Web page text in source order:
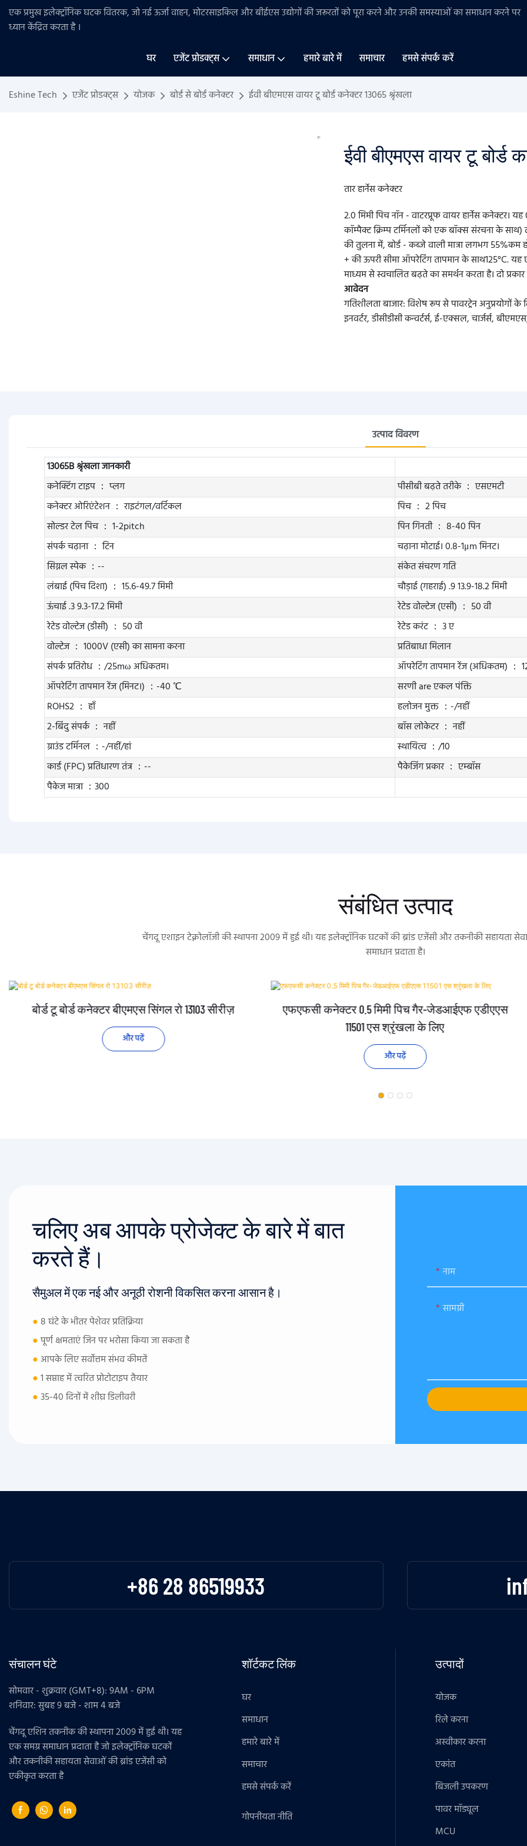
एक प्रमुख इलेक्ट्रॉनिक घटक वितरक, जो नई ऊर्जा वाहन, मोटरसाइकिल और बीईएसउद्योगों कीजरूरतों को पूरा करने और उनकी समस्याओं का समाधान करने पर
ध्यान केंद्रित करता है।
घर एजेंट प्रोडक्ट्स समाधान हमारे बारे में समाचार हमसे संपर्क करें
Eshine Tech एजेंट प्रोडक्ट्स योजक बोर्ड से बोर्ड कनेक्टर ईवी बीएमएस वायर टू बोर्ड कनेक्टर 13065 श्रृंखला
ईवी बीएमएस वायर टू
तार हार्नेस कनेक्टर
2.0 मिमी पिच नॉन - वाटरप्रूफ वायर हार्नेस कनेक्टर।
कॉम्पैक्ट क्रिम्प टर्मिनलों को एक बॉक्स संरचना के
की तुलना में, बोर्ड - कब्जे वाली मात्रा लगभग 55%कम
+ की ऊपरी सीमा ऑपरेटिंग तापमान के साथ125°C.
माध्यम से स्वचालित बढ़ते का समर्थन करता है। दो
आवेदन
गतिशीलता बाजार: विशेष रूप से पावरट्रेन अनुप्रयोगों
इनवर्टर, डीसीडीसी कन्वर्टर्स, ई-एक्सल, चार्जर्स,
उत्पाद विवरण
13065B श्रृंखला जानकारी
कनेक्टिंग टाइप ： प्लग
पीसीबी बढ़ते तरीके ： एसएमटी
कनेक्टर ओरिएंटेशन ： राइटंगल/वर्टिकल
पिच ： 2 पिच
सोल्डर टेल पिच ： 1-2pitch
पिन गिनती ： 8-40 पिन
संपर्क चढ़ाना ： टिन
चढ़ाना मोटाई। 0.8-1μm मिनट।
सिग्नल स्पेक ：--
संकेत संचरण गति
लंबाई (पिच दिशा) ： 15.6-49.7 मिमी
चौड़ाई (गहराई) .9 13.9-18.2 मिमी
ऊंचाई .3 9.3-17.2 मिमी
रेटेड वोल्टेज (एसी) ： 50 वी
रेटेड वोल्टेज (डीसी) ： 50 वी
रेटेड करंट ： 3 ए
वोल्टेज ： 1000V (एसी) का सामना करना
प्रतिबाधा मिलान
संपर्क प्रतिरोध ：/25mω अधिकतम।
ऑपरेटिंग तापमान रेंज (अधिकतम) ：
ऑपरेटिंग तापमान रेंज (मिनट।) ：-40 ℃
सरणी are एकल पंक्ति
ROHS2 ： हाँ
हलोजन मुक्त ：-/नहीं
2-बिंदु संपर्क ： नहीं
बॉस लोकेटर ： नहीं
ग्राउंड टर्मिनल ：-/नहीं/हां
स्थायित्व ：/10
कार्ड (FPC) प्रतिधारण तंत्र ：--
पैकेजिंग प्रकार ： एम्बॉस
पैकेज मात्रा ：300
संबंधित उत्पाद
चेंगदू एशाइन टेक्नोलॉजी की स्थापना 2009 में हुई थी। यह इलेक्ट्रॉनिक घटकों की ब्रांड एजेंसी और तकनीकी सहायता
समाधान प्रदाता है।
बोर्ड टू बोर्ड कनेक्टर बीएमएस सिंगल रो 13103 सीरीज़
और पढ़ें
एफएफसी कनेक्टर 0.5 मिमी पिच गैर-जेडआईएफ एडीएएस
11501 एस श्रृंखला के लिए
और पढ़ें
चलिए अब आपके प्रोजेक्ट के बारे में बात
करते हैं।
सैमुअल में एक नई और अनूठी रोशनी विकसित करना आसान है।
● 8 घंटे के भीतर पेशेवर प्रतिक्रिया
●पूर्ण क्षमताएं जिन पर भरोसा किया जा सकता है
●आपके लिए सर्वोत्तम संभव कीमतें
●1 सप्ताह में त्वरित प्रोटोटाइप तैयार
●35-40 दिनों में शीघ्र डिलीवरी
नाम
सामग्री
+86 28 86519933
संचालन घंटे
सोमवार - शुक्रवार (GMT+8): 9AM - 6PM
शनिवार: सुबह 9 बजे - शाम 4 बजे
चेंगदू एशिन तकनीक की स्थापना 2009 में हुई थी। यह
एक समग्र समाधान प्रदाता है जो इलेक्ट्रॉनिक घटकों
और तकनीकी सहायता सेवाओं की ब्रांड एजेंसी को
एकीकृत करता है
शॉर्टकट लिंक
घर
समाधान
हमारे बारे में
समाचार
हमसे संपर्क करें
गोपनीयता नीति
उत्पादों
योजक
रिले करना
अस्वीकार करना
एकांत
बिजली उपकरण
पावर मॉड्यूल
MCU